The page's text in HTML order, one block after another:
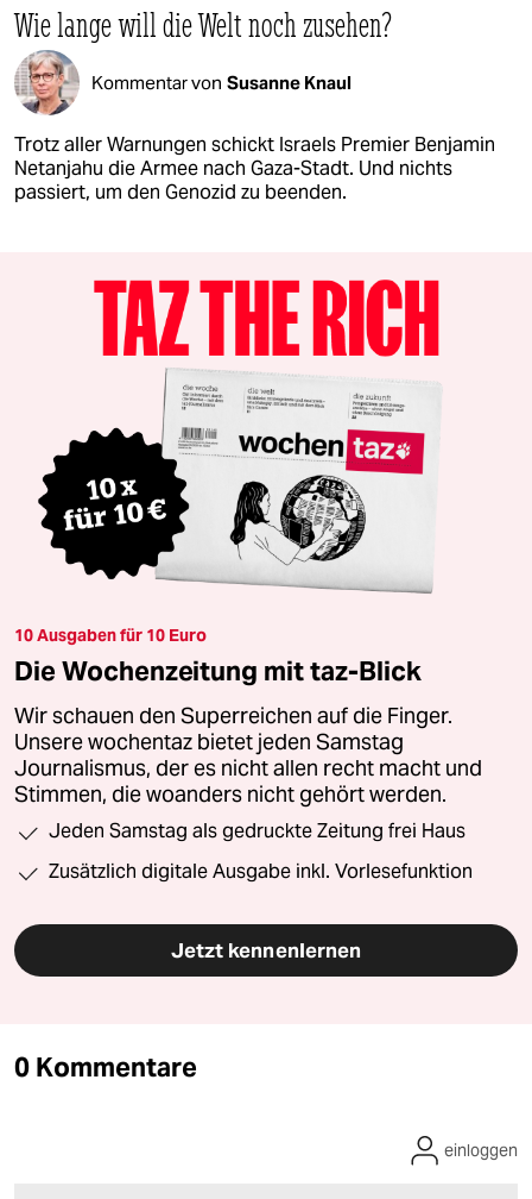
Wie lange will die Welt noch zusehen?
Kommentar von Susanne Knaul
Trotz aller Warnungen schickt Israels Premier Benjamin
Netanjahu die Armee nach Gaza-Stadt. Und nichts
passiert, um den Genozid zu beenden.
10 Ausgaben für 10 Euro
Die Wochenzeitung mit taz-Blick
Wir schauen den Superreichen auf die Finger.
Unsere wochentaz bietet jeden Samstag
Journalismus, der es nicht allen recht macht und
Stimmen, die woanders nicht gehört werden.
Jeden Samstag als gedruckte Zeitung frei Haus
Zusätzlich digitale Ausgabe inkl. Vorlesefunktion
Jetzt kennenlernen
0 Kommentare
einloggen